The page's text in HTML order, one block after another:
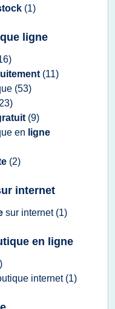
(1)
ligne
(11)
(53)
(9)
en ligne
(2)
internet
sur internet (1)
en ligne
internet (1)